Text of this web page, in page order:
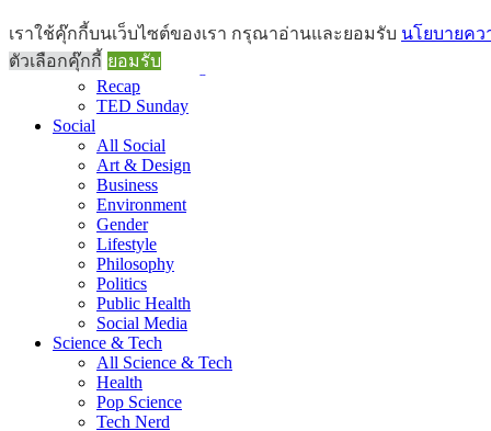
Brief
All Brief
Goods Morning
Recap
TED Sunday
Social
All Social
Art & Design
Business
Environment
Gender
Lifestyle
Philosophy
Politics
Public Health
Social Media
Science & Tech
All Science & Tech
Health
Pop Science
Tech Nerd
เราใช้คุ๊กกี้บนเว็บไซต์ของเรา กรุณาอ่านและยอมรับ นโยบายคว
ตัวเลือกคุ๊กกี้ ยอมรับ